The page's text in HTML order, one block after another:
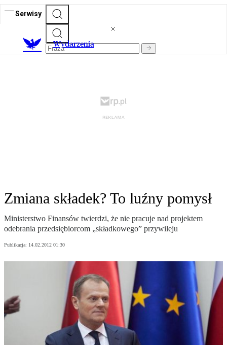
Serwisy
Wydarzenia
Zmiana składek? To luźny pomysł
Ministerstwo Finansów twierdzi, że nie pracuje nad projektem
odebrania przedsiębiorcom „składkowego” przywileju
Publikacja: 14.02.2012 01:30